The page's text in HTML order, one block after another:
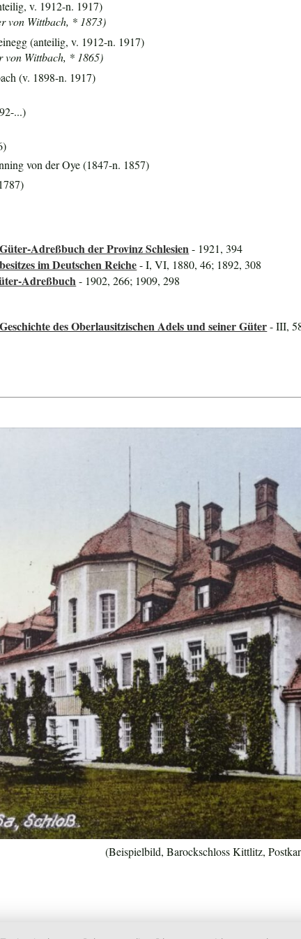
v. 1912-n. 1917)
von Wittbach, * 1873)
(anteilig, v. 1912-n. 1917)
von Wittbach, * 1865)
(v. 1898-n. 1917)
...)
von der Oye (1847-n. 1857)
Güter-Adreßbuch der Provinz Schlesien- 1921, 394
im Deutschen Reiche- I, VI, 1880, 46; 1892, 308
Adreßbuch- 1902, 266; 1909, 298
Geschichte des Oberlausitzischen Adels und seiner Güter- III,
(Beispielbild, Barockschloss Kittlitz,